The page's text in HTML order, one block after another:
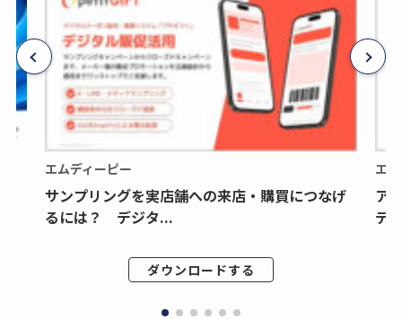
エムディーピー
サンプリングを実店舗への来店・購買につなげ
るには？ デジタ...
ダウンロードする
エ
ア
デ